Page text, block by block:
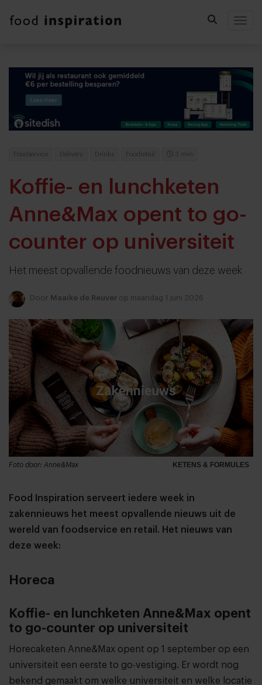
Foodservice Delivery Drinks Foodretail 3 min
Koffie- en lunchketen
Anne&Max opent to go-
counter op universiteit
Het meest opvallende foodnieuws van deze week
Door Maaike de Reuver op maandag 1 juni 2026
KETENS & FORMULES
Foto door: Anne&Max
Food Inspiration serveert iedere week in
zakennieuws het meest opvallende nieuws uit de
wereld van foodservice en retail. Het nieuws van
deze week:
Horeca
Koffie- en lunchketen Anne&Max opent
to go-counter op universiteit
Horecaketen Anne&Max opent op 1 september op een
universiteit een eerste to go-vestiging. Er wordt nog
bekend gemaakt om welke universiteit en welke locatie